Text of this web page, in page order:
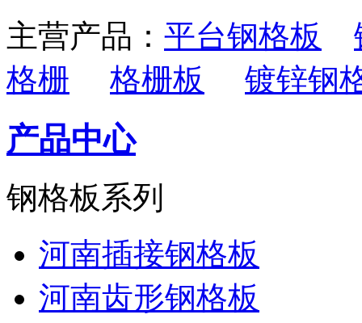
主营产品： 平台钢格板
格栅
格栅板 镀锌钢
产品中心
钢格板系列
河南插接钢格板
河南齿形钢格板